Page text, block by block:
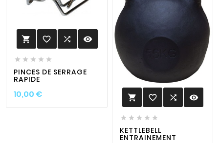
 favorite_border  visibility
    
PINCES DE SERRAGE
RAPIDE
10,00 €  favorite_border  visibility
    
KETTLEBELL
ENTRAINEMENT